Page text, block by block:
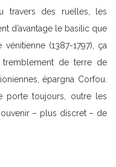
travers des ruelles, les
d’avantage le basilic que
(1387-1797), ça
tremblement de terre de
épargna Corfou.
porte toujours, outre les
– plus discret – de